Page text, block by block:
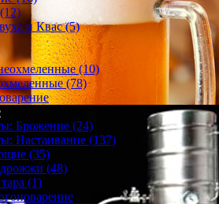
и Квас (5)
(10)
(78)
Брожение (24)
Настаивание (137)
(35)
(48)
(1)